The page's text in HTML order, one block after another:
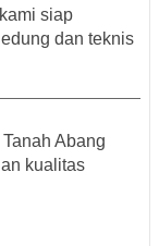
siap
dan teknis
Abang
kualitas